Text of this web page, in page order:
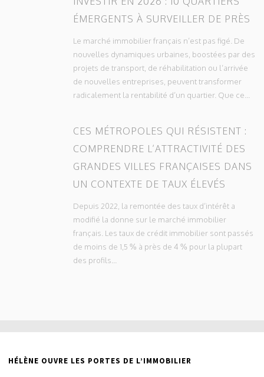
ÉMERGENTS À SURVEILLER DE PRÈS
Le marché immobilier français n’est pas figé. De
nouvelles dynamiques urbaines, boostées par des
projets de transport, de réhabilitation ou l’arrivée
de nouvelles entreprises, peuvent transformer
radicalement la rentabilité d’un quartier. Que ce...
CES MÉTROPOLES QUI RÉSISTENT :
COMPRENDRE L’ATTRACTIVITÉ DES
GRANDES VILLES FRANÇAISES DANS
UN CONTEXTE DE TAUX ÉLEVÉS
Depuis 2022, la remontée des taux d’intérêt a
modifié la donne sur le marché immobilier
français. Les taux de crédit immobilier sont passés
de moins de 1,5 % à près de 4 % pour la plupart
des profils...
HÉLÈNE OUVRE LES PORTES DE L’IMMOBILIER